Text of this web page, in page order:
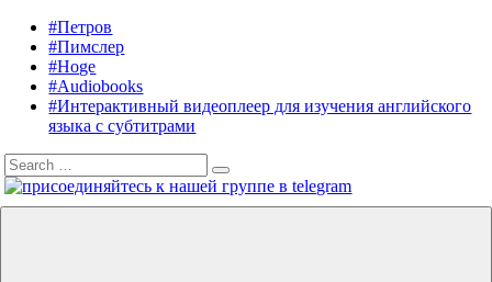
content
Listening
English
Audiobooks
English,
Petrov
English
#Петров
#Пимслер
#Hoge
#Audiobooks
#Интерактивный видеоплеер для изучения английского
языка с субтитрами
Search
for:
Search